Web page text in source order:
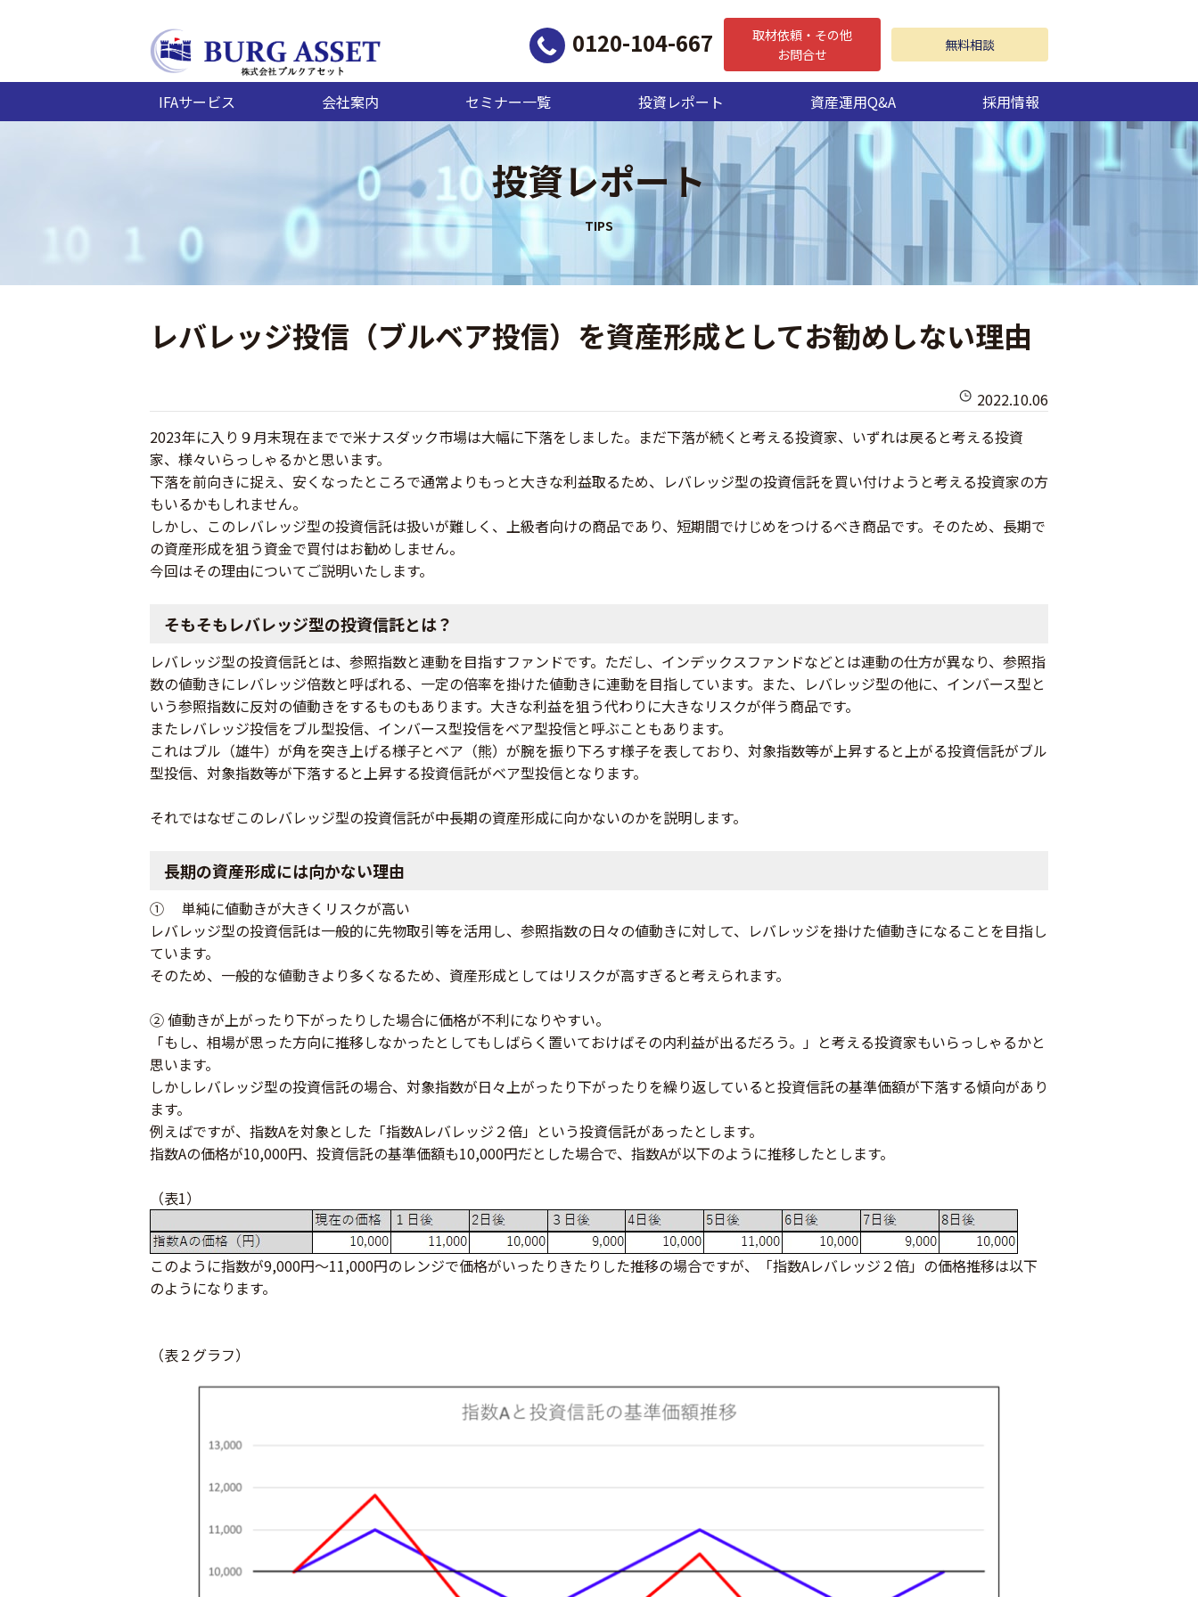
0120-104-667
取材依頼・その他
お問合せ
無料相談
IFAサービス 会社案内 セミナー一覧 投資レポート 資産運用Q&A 採用情報
投資レポート
レバレッジ投信（ブルベア投信）を資産形成としてお勧めしない理由
2022.10.06
2023年に入り９月末現在までで米ナスダック市場は大幅に下落をしました。まだ下落が続くと考える投資家、いずれは戻ると考える投資
家、様々いらっしゃるかと思います。
下落を前向きに捉え、安くなったところで通常よりもっと大きな利益取るため、レバレッジ型の投資信託を買い付けようと考える投資家の方
もいるかもしれません。
しかし、このレバレッジ型の投資信託は扱いが難しく、上級者向けの商品であり、短期間でけじめをつけるべき商品です。そのため、長期で
の資産形成を狙う資金で買付はお勧めしません。
今回はその理由についてご説明いたします。
そもそもレバレッジ型の投資信託とは？
レバレッジ型の投資信託とは、参照指数と連動を目指すファンドです。ただし、インデックスファンドなどとは連動の仕方が異なり、参照指
数の値動きにレバレッジ倍数と呼ばれる、一定の倍率を掛けた値動きに連動を目指しています。また、レバレッジ型の他に、インバース型と
いう参照指数に反対の値動きをするものもあります。大きな利益を狙う代わりに大きなリスクが伴う商品です。
またレバレッジ投信をブル型投信、インバース型投信をベア型投信と呼ぶこともあります。
これはブル（雄牛）が角を突き上げる様子とベア（熊）が腕を振り下ろす様子を表しており、対象指数等が上昇すると上がる投資信託がブル
型投信、対象指数等が下落すると上昇する投資信託がベア型投信となります。
それではなぜこのレバレッジ型の投資信託が中長期の資産形成に向かないのかを説明します。
長期の資産形成には向かない理由
① 単純に値動きが大きくリスクが高い
レバレッジ型の投資信託は一般的に先物取引等を活用し、参照指数の日々の値動きに対して、レバレッジを掛けた値動きになることを目指し
ています。
そのため、一般的な値動きより多くなるため、資産形成としてはリスクが高すぎると考えられます。
② 値動きが上がったり下がったりした場合に価格が不利になりやすい。
「もし、相場が思った方向に推移しなかったとしてもしばらく置いておけばその内利益が出るだろう。」と考える投資家もいらっしゃるかと
思います。
しかしレバレッジ型の投資信託の場合、対象指数が日々上がったり下がったりを繰り返していると投資信託の基準価額が下落する傾向があり
ます。
例えばですが、指数Aを対象とした「指数Aレバレッジ２倍」という投資信託があったとします。
指数Aの価格が10,000円、投資信託の基準価額も10,000円だとした場合で、指数Aが以下のように推移したとします。
（表1）
このように指数が9,000円～11,000円のレンジで価格がいったりきたりした推移の場合ですが、「指数Aレバレッジ２倍」の価格推移は以下
のようになります。
（表２グラフ）